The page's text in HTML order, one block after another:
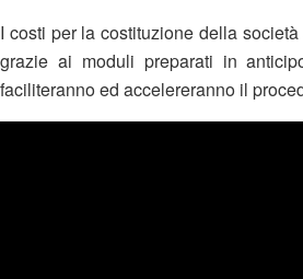
I costi per la costituzione della
grazie ai moduli preparati in
faciliteranno ed accelereranno il